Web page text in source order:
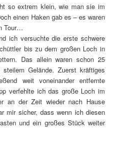
so extrem klein, wie man sie im
einen Haken gab es – es waren
Tour…
ich versuchte die erste schwere
bis zu dem großen Loch in
Das allein waren schon 25
Gelände. Zuerst kräftiges
weit voneinander entfernte
verfehlte ich das große Loch im
an der Zeit wieder nach Hause
mir sicher, dass wenn ich diesen
und ein großes Stück weiter